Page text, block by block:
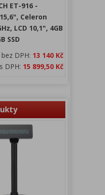
ET-916 -
Celeron
LCD 10,1", 4GB
SSD
bez DPH: 13 140 Kč
s DPH: 15 899,50 Kč